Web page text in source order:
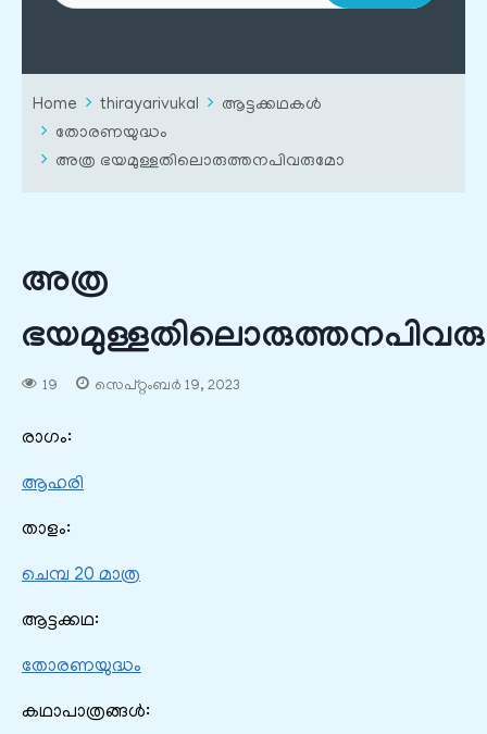
Home thirayarivukal
ആട്ടക്കഥകൾ
തോരണയുദ്ധം
അത്ര ഭയമുള്ളതിലൊരുത്തനപിവരുമോ
അത്ര
19 സെപ്റ്റംബർ 19, 2023
രാഗം:
ആഹരി
താളം:
ചെമ്പ 20 മാത്ര
ആട്ടക്കഥ:
തോരണയുദ്ധം
കഥാപാത്രങ്ങൾ: